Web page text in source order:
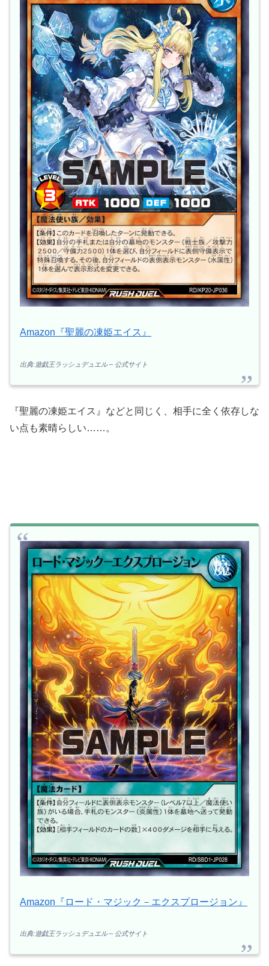
Amazon『聖麗の凍姫エイス』
出典:遊戯王ラッシュデュエル – 公式サイト
『聖麗の凍姫エイス』などと同じく、相手に全く依存しな
い点も素晴らしい……。
Amazon『ロード・マジック－エクスプロージョン』
出典:遊戯王ラッシュデュエル – 公式サイト